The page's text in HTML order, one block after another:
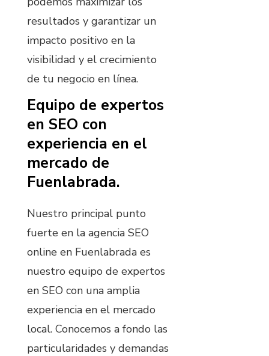
resultados y garantizar un
impacto positivo en la
visibilidad y el crecimiento
de tu negocio en línea.
Equipo de expertos
en SEO con
experiencia en el
mercado de
Fuenlabrada.
Nuestro principal punto
fuerte en la agencia SEO
online en Fuenlabrada es
nuestro equipo de expertos
en SEO con una amplia
experiencia en el mercado
local. Conocemos a fondo las
particularidades y demandas